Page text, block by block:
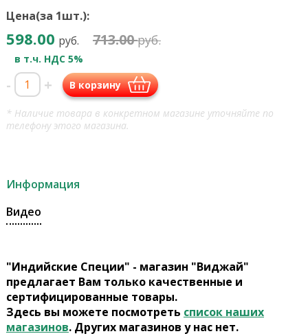
Цена(за 1шт.):
598.00 руб. 713.00руб.
в т.ч. НДС 5%
- + В корзину
* Наличие товара в конкретном магазине уточняйте по
телефону этого магазина.
Информация
Видео
"Индийские Специи" - магазин "Виджай"
предлагает Вам только качественные и
сертифицированные товары.
Здесь вы можете посмотреть список наших
магазинов. Других магазинов у нас нет.